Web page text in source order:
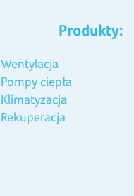
Produkty:
Wentylacja
Pompy ciepła
Klimatyzacja
Rekuperacja